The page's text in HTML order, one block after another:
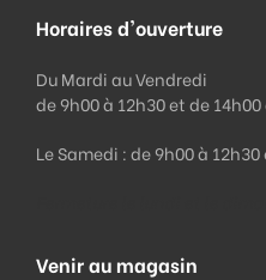
Horaires d'ouverture
Du Mardi au Vendredi
de 9h00 à 12h30 et de
Le Samedi : de 9h00 à
Venir au magasin